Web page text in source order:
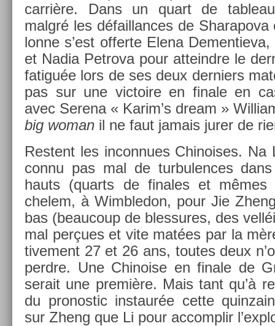
carrière. Dans un quart de
malgré les défail­lances de
lonne s’est of­fer­te Elena
et Nadia Pet­rova pour at­teindre le
fatiguée lors de ses deux de­rni­ers
pas sur une vic­toire en fin­ale en
avec Serena « Karim’s dream »
big woman il ne faut jamais jurer de
Re­stent les in­con­nues Chinoises.
connu pas mal de tur­bul­ences
hauts (quarts de fin­ales et mêmes
chelem, à Wimbledon, pour Jie
bas (be­aucoup de bles­sures, des
mal perçues et vite matées par la
tive­ment 27 et 26 ans, toutes deux
per­dre. Une Chino­ise en fin­ale de
serait une première. Mais tant qu’à
du pro­nos­tic in­staur­ée cette
sur Zheng que Li pour ac­complir